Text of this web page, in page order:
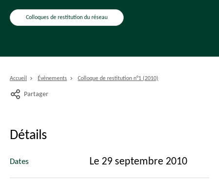
Colloques de restitution du réseau
Accueil Évènements Colloque de restitution n°1 (2010)
Partager
Détails
Dates Le 29 septembre 2010